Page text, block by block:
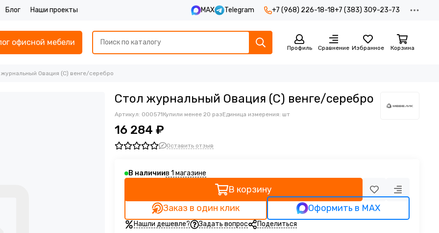
Блог Наши проекты MAX Telegram +7 (968) 226-18-18+7 (383) 309-23-73
офисной мебели
Профиль Сравнение Избранное Корзина
Овация (С) венге/серебро
Стол журнальный Овация (С) венге/серебро
Артикул: 000571Купили менее 20 разЕдиница измерения: шт
16 284 ₽
Оставить отзыв
В наличиив 1 магазине
В корзину
Заказ в один клик
Оформить в MAX
Нашли дешевле? Задать вопрос Поделиться